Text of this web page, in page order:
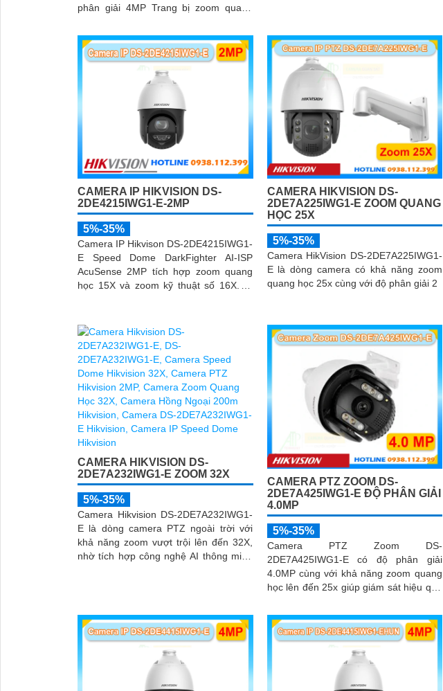
phân giải 4MP Trang bị zoom quang
giúp quan sát rõ các đối tượng ở
khoảng cách xa
hoạt cho hệ thống giám sát hiện đại
CAMERA IP HIKVISION DS-
2DE4215IWG1-E-2MP
5%-35%
Camera IP Hikvison DS-2DE4215IWG1-
E Speed Dome DarkFighter AI-ISP
AcuSense 2MP tích hợp zoom quang
học 15X và zoom kỹ thuật số 16X. AI
CAMERA HIKVISION DS-
2DE7A225IWG1-E ZOOM QUANG
HỌC 25X
5%-35%
Camera HikVision DS-2DE7A225IWG1-
E là dòng camera có khả năng zoom
quang học 25x cùng với độ phân giải 2
CAMERA HIKVISION DS-
2DE7A232IWG1-E ZOOM 32X
5%-35%
Camera Hikvision DS-2DE7A232IWG1-
E là dòng camera PTZ ngoài trời với
khả năng zoom vượt trội lên đến 32X,
nhờ tích hợp công nghệ AI thông minh
CAMERA PTZ ZOOM DS-
2DE7A425IWG1-E ĐỘ PHÂN GIẢI
4.0MP
5%-35%
Camera PTZ Zoom DS-
2DE7A425IWG1-E có độ phân giải
4.0MP cùng với khả năng zoom quang
học lên đến 25x giúp giám sát hiệu quả